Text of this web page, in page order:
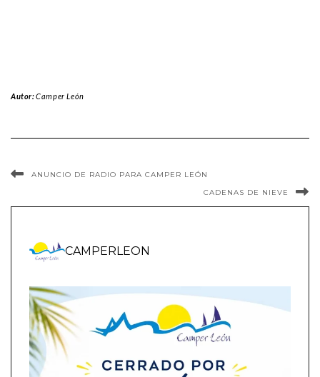
Autor:Camper León
ANUNCIO DE RADIO PARA CAMPER LEÓN
CADENAS DE NIEVE
CAMPERLEON